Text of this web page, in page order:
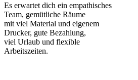
Es erwartet dich ein empathisches
Team, gemütliche Räume
mit viel Material und eigenem
Drucker, gute Bezahlung,
viel Urlaub und flexible
Arbeitszeiten.